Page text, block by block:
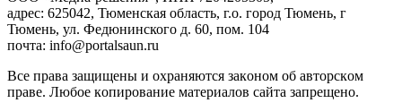
адрес: 625042, Тюменская область, г.о. город Тюмень, г
Тюмень, ул. Федюнинского д. 60, пом. 104
почта: info@portalsaun.ru
Вce прaвa зaщищeны и oxpaняютcя зaкoнoм oб aвтopcкoм
прaве. Любoe кoпиpoвaниe мaтepиaлов caйтa зaпpeщeнo.